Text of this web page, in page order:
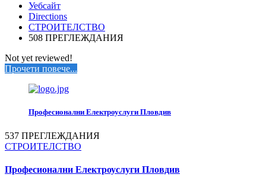
Уебсайт
Directions
СТРОИТЕЛСТВО
508 ПРЕГЛЕЖДАНИЯ
Not yet reviewed!
Прочети повече...
Професионални Електроуслуги Пловдив
537 ПРЕГЛЕЖДАНИЯ
СТРОИТЕЛСТВО
Професионални Електроуслуги Пловдив